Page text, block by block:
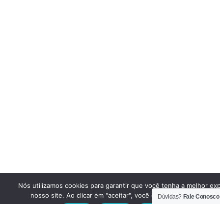
Dúvidas? Fale Conosco
Nós utilizamos cookies para garantir que você tenha a melhor
nosso site. Ao clicar em "aceitar", você concorda em utilizar